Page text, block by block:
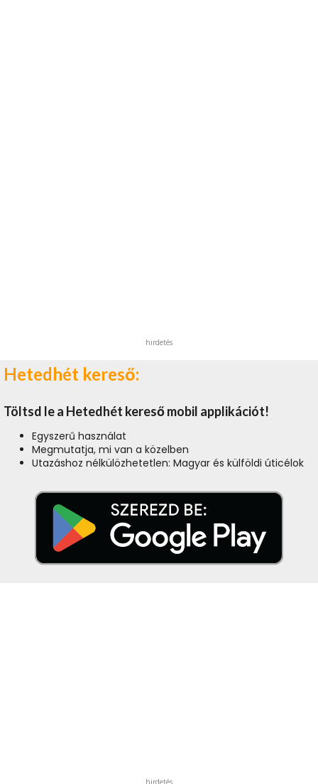
hirdetés
Hetedhét kereső:
Töltsd le a Hetedhét kereső mobil applikációt!
Egyszerű használat
Megmutatja, mi van a közelben
Utazáshoz nélkülözhetetlen: Magyar és külföldi úticélok
hirdetés